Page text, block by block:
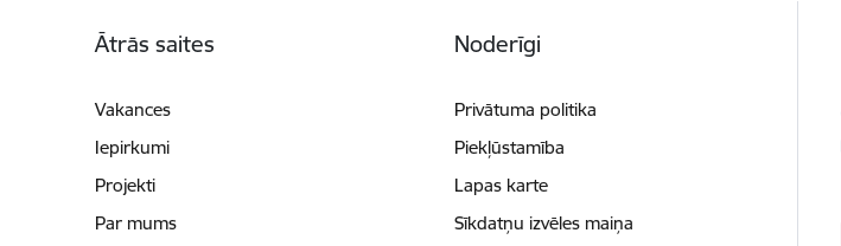
Ātrās saites
Vakances
Iepirkumi
Projekti
Par mums
Noderīgi
Privātuma politika
Piekļūstamība
Lapas karte
Sīkdatņu izvēles maiņa